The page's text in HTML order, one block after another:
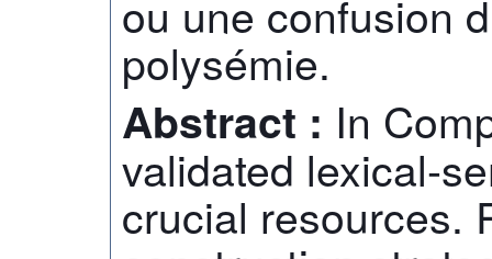
ou une confusion
polysémie.
Abstract : In
validated lexical-
crucial resources.